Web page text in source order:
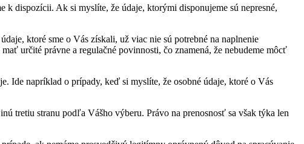
dispozícii. Ak si myslíte, že údaje, ktorými disponujeme sú nepresné,
ktoré sme o Vás získali, už viac nie sú potrebné na naplnenie
určité právne a regulačné povinnosti, čo znamená, že nebudeme môcť
Ide napríklad o prípady, keď si myslíte, že osobné údaje, ktoré o Vás
tretiu stranu podľa Vášho výberu. Právo na prenosnosť sa však týka len